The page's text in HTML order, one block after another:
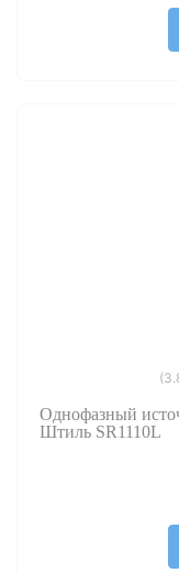
Однофазный
Штиль SR1110L